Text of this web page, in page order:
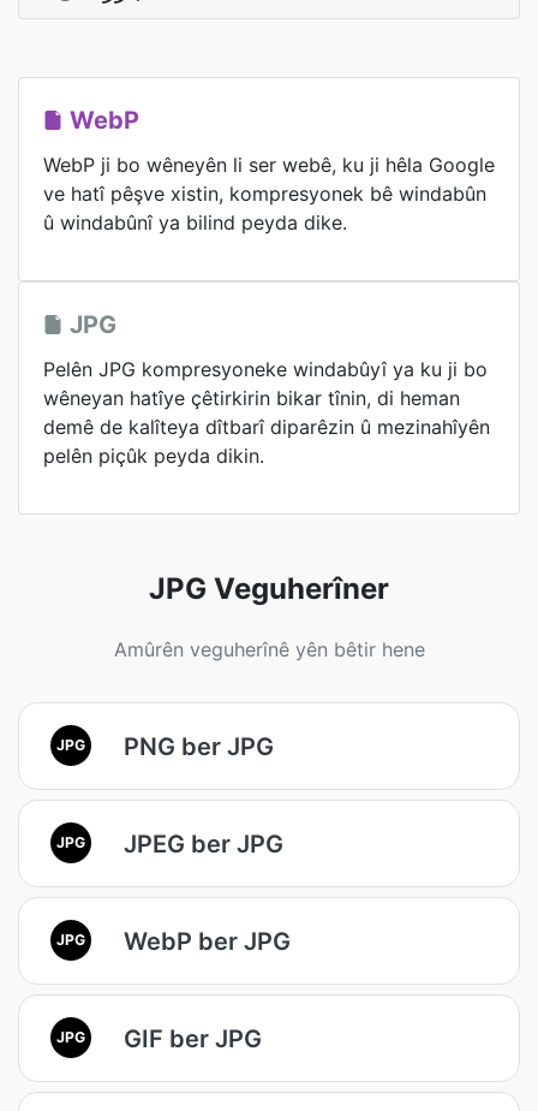
WebP
WebP ji bo wêneyên li ser webê, ku ji hêla Google
ve hatî pêşve xistin, kompresyonek bê windabûn
û windabûnî ya bilind peyda dike.
JPG
Pelên JPG kompresyoneke windabûyî ya ku ji bo
wêneyan hatîye çêtirkirin bikar tînin, di heman
demê de kalîteya dîtbarî diparêzin û mezinahîyên
pelên piçûk peyda dikin.
JPG Veguherîner
Amûrên veguherînê yên bêtir hene
JPG PNG ber JPG
JPG JPEG ber JPG
JPG WebP ber JPG
JPG GIF ber JPG